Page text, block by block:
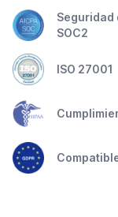
Seguridad
SOC2
ISO 27001